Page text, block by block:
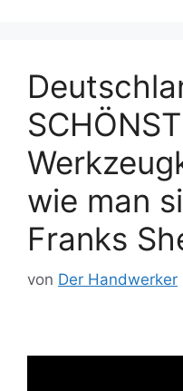
wie man
Franks
von Der Handwerker